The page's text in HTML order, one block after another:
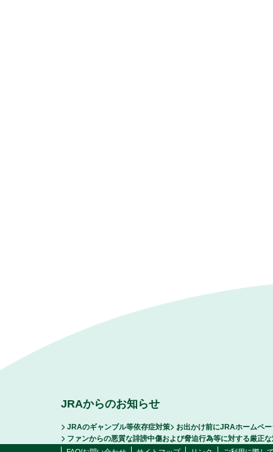
JRAからのお知らせ
JRAのギャンブル等依存症対策
お出かけ前にJRAホームペ
ファンからの悪質な誹謗中傷および脅迫行為等に対する厳正